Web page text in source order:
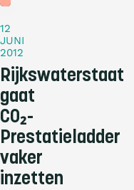
12
JUNI
2012
Rijkswaterstaat
gaat
CO₂-
Prestatieladder
vaker
inzetten